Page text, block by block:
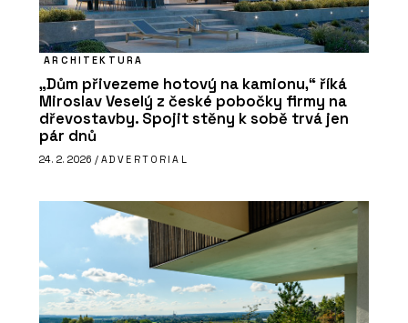
ARCHITEKTURA
„Dům přivezeme hotový na kamionu,“ říká
Miroslav Veselý z české pobočky firmy na
dřevostavby. Spojit stěny k sobě trvá jen
pár dnů
24. 2. 2026 / ADVERTORIAL